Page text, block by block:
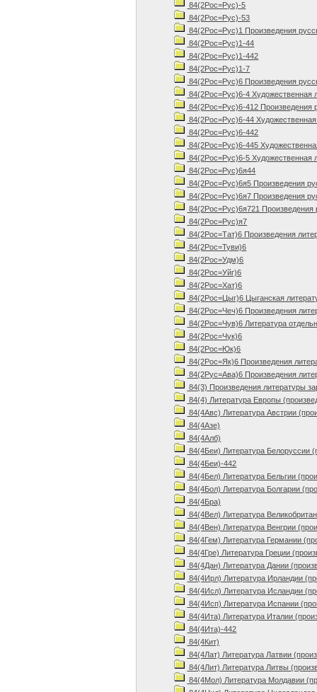
84(2Рос=Рус)-5
84(2Рос=Рус)-53
84(2Рос=Рус)1 Произведения
84(2Рос=Рус)1-44
84(2Рос=Рус)1-442
84(2Рос=Рус)1-7
84(2Рос=Рус)6 Произведения
84(2Рос=Рус)6-4 Художественная
84(2Рос=Рус)6-412 Произведения
84(2Рос=Рус)6-44
84(2Рос=Рус)6-442
84(2Рос=Рус)6-445
84(2Рос=Рус)6-5 Художественная
84(2Рос=Рус)6я44
84(2Рос=Рус)6я5 Произведения
84(2Рос=Рус)6я7 Произведения
84(2Рос=Рус)6я721 Произведения
84(2Рос=Рус)я7
84(2Рос=Тат)6 Произведения
84(2Рос=Туви)6
84(2Рос=Удм)6
84(2Рос=Уйг)6
84(2Рос=Хат)6
84(2Рос=Цыг)6 Цыганская
84(2Рос=Чеч)6 Произведения
84(2Рос=Чув)6 Литература
84(2Рос=Чук)6
84(2Рос=Юк)6
84(2Рос=Як)6 Произведения
84(2Рус=Ава)6 Произведения
84(3) Произведения литературы
84(4) Литература Европы
84(4Авс) Литература Австрии
84(4Азе)
84(4Алб)
84(4Беи) Литература Белоруссии
84(4Беи)-442
84(4Бел) Литература Бельгии
84(4Бол) Литература Болгарии
84(4Бра)
84(4Вел) Литература
84(4Вен) Литература Венгрии
84(4Гем) Литература Германии
84(4Гре) Литература Греции
84(4Дан) Литература Дании
84(4Ирл) Литература Ирландии
84(4Исл) Литература Исландии
84(4Исп) Литература Испании
84(4Ита) Литература Италии
84(4Ита)-442
84(4Кит)
84(4Лат) Литература Латвии
84(4Лит) Литература Литвы
84(4Мол) Литература Молдавии